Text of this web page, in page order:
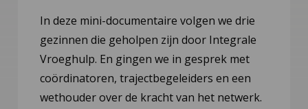
In deze mini-documentaire volgen we drie
gezinnen die geholpen zijn door Integrale
Vroeghulp. En gingen we in gesprek met
coördinatoren, trajectbegeleiders en een
wethouder over de kracht van het netwerk.